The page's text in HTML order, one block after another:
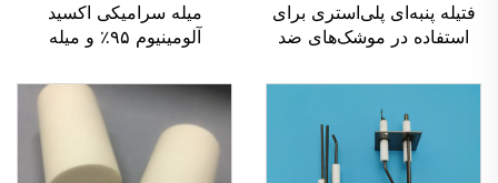
فتیله پنبه‌ای پلی‌استری برای
استفاده در موشک‌های ضد
میله سرامیکی اکسید
آلومینیوم ۹۵٪ و میله